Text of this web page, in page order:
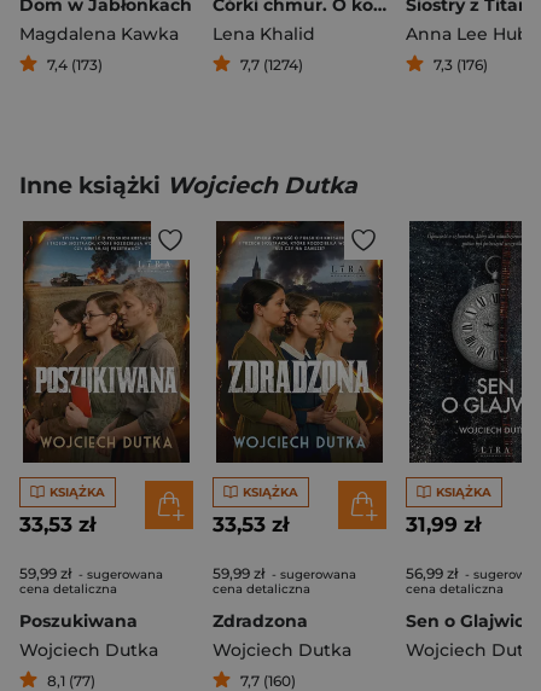
Dom w Jabłonkach
Magdalena Kawka
7,4 (173)
Córki chmur. O kobietach z Sahary Zachodniej
Lena Khalid
7,7 (1274)
Siostry z
Anna Lee
7,3 (176)
Inne książki Wojciech Dutka
KSIĄŻKA
33,53 zł
59,99 zł - sugerowana
cena detaliczna
Poszukiwana
Wojciech Dutka
8,1 (77)
KSIĄŻKA
33,53 zł
59,99 zł - sugerowana
cena detaliczna
Zdradzona
Wojciech Dutka
7,7 (160)
KSIĄŻKA
31,99 zł
56,99 zł -
cena detaliczna
Sen o Glajwic
Wojciech